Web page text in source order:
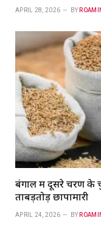
APRIL 28, 2026 BY
बंगाल में दूसरे चरण के
ताबड़तोड़ छापामारी
APRIL 24, 2026 BY